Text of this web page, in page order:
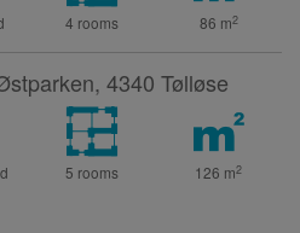
4 rooms 86 m2
4340 Tølløse
5 rooms 126 m2